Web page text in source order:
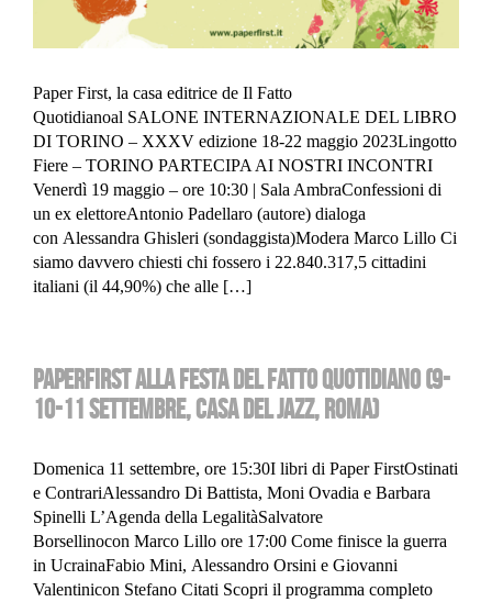
Paper First, la casa editrice de Il Fatto
Quotidianoal SALONE INTERNAZIONALE DEL LIBRO
DI TORINO – XXXV edizione 18-22 maggio 2023Lingotto
Fiere – TORINO PARTECIPA AI NOSTRI INCONTRI
Venerdì 19 maggio – ore 10:30 | Sala AmbraConfessioni di
un ex elettoreAntonio Padellaro (autore) dialoga
con Alessandra Ghisleri (sondaggista)Modera Marco Lillo Ci
siamo davvero chiesti chi fossero i 22.840.317,5 cittadini
italiani (il 44,90%) che alle […]
PAPERFIRST ALLA FESTA DEL FATTO QUOTIDIANO (9-
10-11 SETTEMBRE, CASA DEL JAZZ, ROMA)
Domenica 11 settembre, ore 15:30I libri di Paper FirstOstinati
e ContrariAlessandro Di Battista, Moni Ovadia e Barbara
Spinelli L’Agenda della LegalitàSalvatore
Borsellinocon Marco Lillo ore 17:00 Come finisce la guerra
in UcrainaFabio Mini, Alessandro Orsini e Giovanni
Valentinicon Stefano Citati Scopri il programma completo